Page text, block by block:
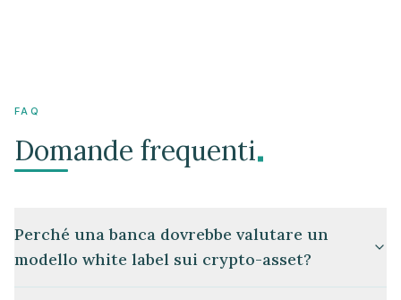
FAQ
Domande frequenti .
Perché una banca dovrebbe valutare un
modello white label sui crypto-asset?